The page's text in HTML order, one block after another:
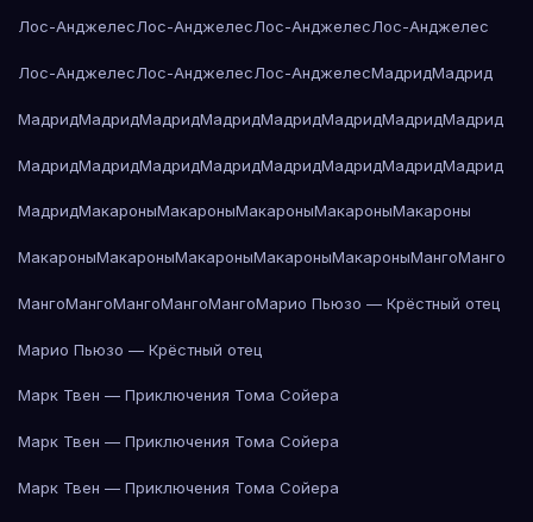
Лос-АнджелесЛос-АнджелесЛос-АнджелесЛос-Анджелес
Лос-АнджелесЛос-АнджелесЛос-АнджелесМадридМадрид
МадридМадридМадридМадридМадридМадридМадридМадрид
МадридМадридМадридМадридМадридМадридМадридМадрид
МадридМакароныМакароныМакароныМакароныМакароны
МакароныМакароныМакароныМакароныМакароныМангоМанго
МангоМангоМангоМангоМангоМарио Пьюзо — Крёстный отец
Марио Пьюзо — Крёстный отец
Марк Твен — Приключения Тома Сойера
Марк Твен — Приключения Тома Сойера
Марк Твен — Приключения Тома Сойера